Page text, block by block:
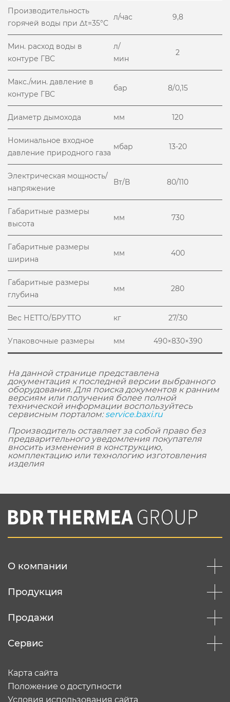
Производительность
горячей воды при Δt=35°С
л/час 9,8
Мин. расход воды в
контуре ГВС
л/
мин
2
Макс./мин. давление в
контуре ГВС
бар 8/0,15
Диаметр дымохода мм 120
Номинальное входное
давление природного газа
мбар 13-20
Электрическая мощность/
напряжение
Вт/В 80/110
Габаритные размеры
высота
мм 730
Габаритные размеры
ширина
мм 400
Габаритные размеры
глубина
мм 280
Вес НЕТТО/БРУТТО кг 27/30
Упаковочные размеры мм 490×830×390
На данной странице представлена
документация к последней версии выбранного
оборудования. Для поиска документов к ранним
версиям или получения более полной
технической информации воспользуйтесь
сервисным порталом:service.baxi.ru
Производитель оставляет за собой право без
предварительного уведомления покупателя
вносить изменения в конструкцию,
комплектацию или технологию изготовления
изделия
О компании
Продукция
Продажи
Сервис
Карта сайта
Положение о доступности
Условия использования сайта